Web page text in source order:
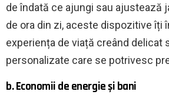
de îndată ce ajungi sau ajustează
de ora din zi, aceste dispozitive îți
experiența de viață creând delicat
personalizate care se potrivesc
b. Economii de energie și bani